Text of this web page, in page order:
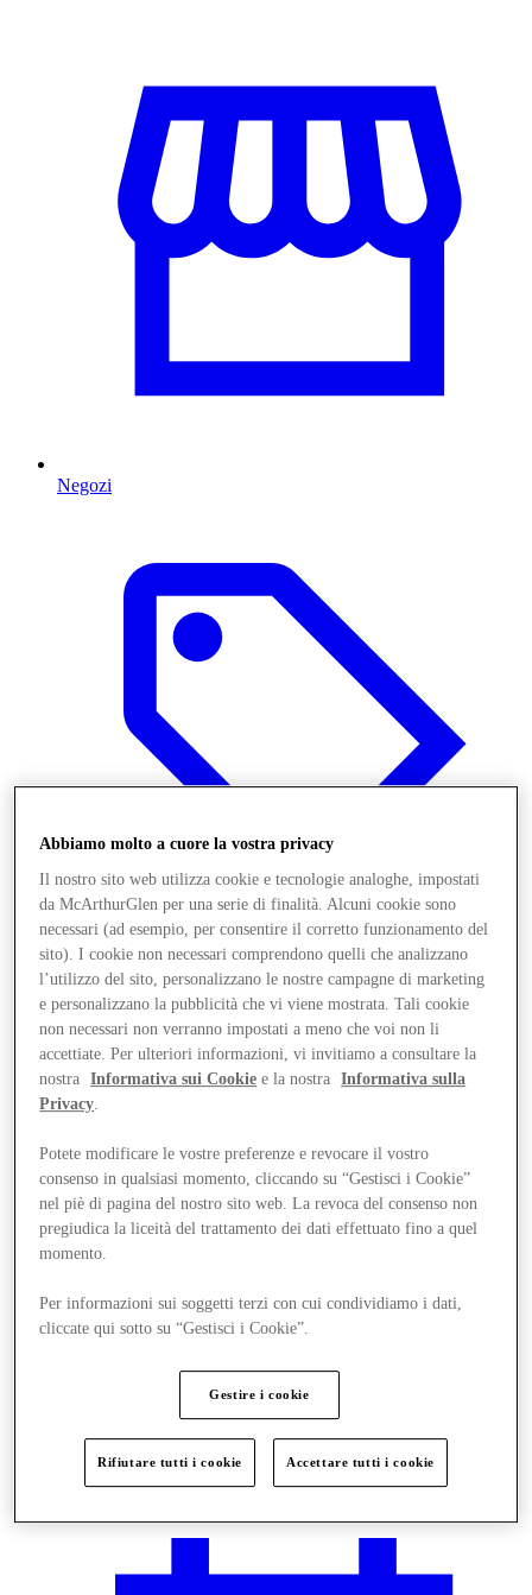
Negozi
Offerte
Vieni a trovarci
Abbiamo molto a cuore la vostra privacy
Il nostro sito web utilizza cookie e tecnologie analoghe, impostati
da McArthurGlen per una serie di finalità. Alcuni cookie sono
necessari (ad esempio, per consentire il corretto funzionamento del
sito). I cookie non necessari comprendono quelli che analizzano
l’utilizzo del sito, personalizzano le nostre campagne di marketing
e personalizzano la pubblicità che vi viene mostrata. Tali cookie
non necessari non verranno impostati a meno che voi non li
accettiate. Per ulteriori informazioni, vi invitiamo a consultare la
nostra
Informativa sui Cookie e la nostra
Informativa sulla
Privacy
Potete modificare le vostre preferenze e revocare il vostro
consenso in qualsiasi momento, cliccando su “Gestisci i Cookie”
nel piè di pagina del nostro sito web. La revoca del consenso non
pregiudica la liceità del trattamento dei dati effettuato fino a quel
momento.
Per informazioni sui soggetti terzi con cui condividiamo i dati,
cliccate qui sotto su “Gestisci i Cookie”.
Gestire i cookie
Rifiutare tutti i cookie Accettare tutti i cookie